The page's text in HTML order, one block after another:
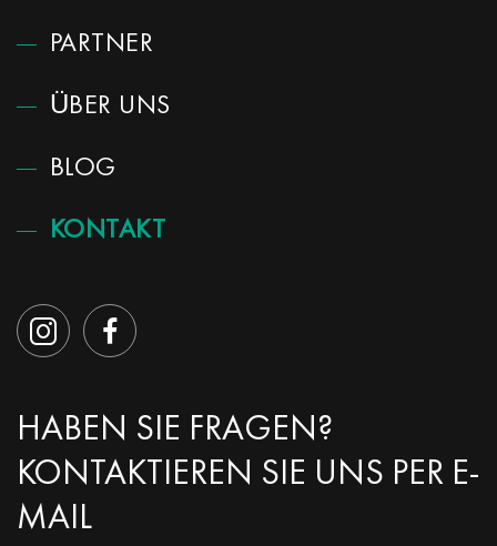
PARTNER
ÜBER UNS
BLOG
KONTAKT
HABEN SIE FRAGEN?
KONTAKTIEREN SIE UNS PER E-
MAIL